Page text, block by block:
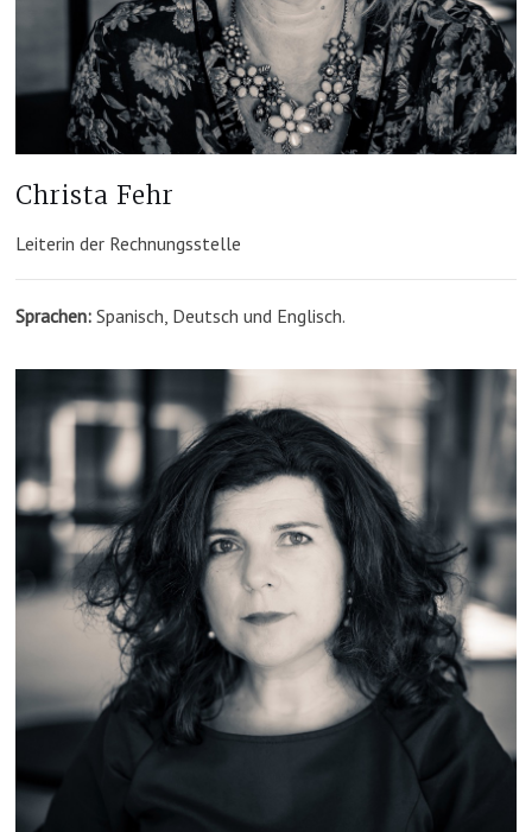
Christa Fehr
Leiterin der Rechnungsstelle
Sprachen: Spanisch, Deutsch und Englisch.